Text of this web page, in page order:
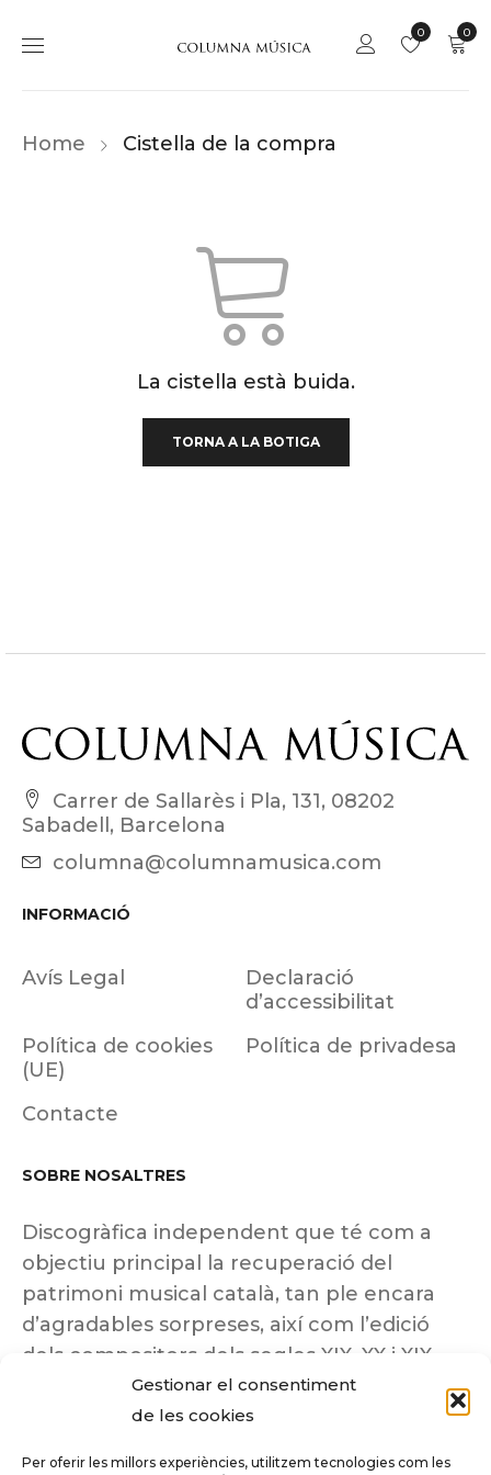
Gestionar el consentiment
de les cookies
Per oferir les millors experiències, utilitzem tecnologies com les
0
0
Home Cistella de la compra
La cistella està buida.
TORNA A LA BOTIGA
Carrer de Sallarès i Pla, 131, 08202
Sabadell, Barcelona
columna@columnamusica.com
INFORMACIÓ
Avís Legal
Declaració
d’accessibilitat
Política de cookies
(UE)
Política de privadesa
Contacte
SOBRE NOSALTRES
Discogràfica independent que té com a
objectiu principal la recuperació del
patrimoni musical català, tan ple encara
d’agradables sorpreses, així com l’edició
dels compositors dels segles XIX, XX i XIX
insuficientment coneguts.